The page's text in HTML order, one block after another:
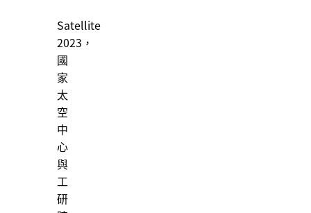
Satellite
2023，
國
家
太
空
中
心
與
工
研